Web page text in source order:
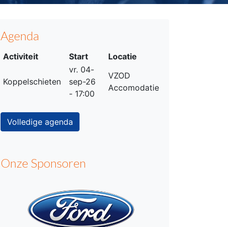
Agenda
Activiteit Start Locatie
Koppelschieten
vr. 04-
sep-26
- 17:00
VZOD
Accomodatie
Volledige agenda
Onze Sponsoren